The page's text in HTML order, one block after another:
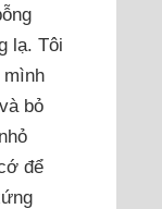
lạ. Tôi
bỏ
để